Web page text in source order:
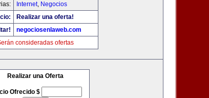
Internet, Negocios
Realizar una oferta!
negociosenlaweb.com
consideradas ofertas
Realizar una Oferta
Ofrecido $